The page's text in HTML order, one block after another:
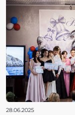
28.06.2025